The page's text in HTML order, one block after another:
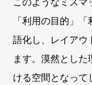
このようなミス
「利用の目的」
語化し、レイアウ
ます。漠然とした
ける空間となって